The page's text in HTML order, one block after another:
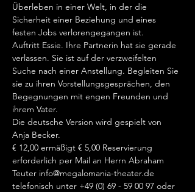
Überleben in einer Welt, in der die
Sicherheit einer Beziehung und eines
festen Jobs verlorengegangen ist.
Auftritt Essie. Ihre Partnerin hat sie gerade
verlassen. Sie ist auf der verzweifelten
Suche nach einer Anstellung. Begleiten Sie
sie zu ihren Vorstellungsgesprächen, den
Begegnungen mit engen Freunden und
ihrem Vater.
Die deutsche Version wird gespielt von
Anja Becker.
€ 12,00 ermäßigt € 5,00 Reservierung
erforderlich per Mail an Herrn Abraham
Teuter info@megalomania-theater.de
telefonisch unter +49 (0) 69 - 59 00 97 oder